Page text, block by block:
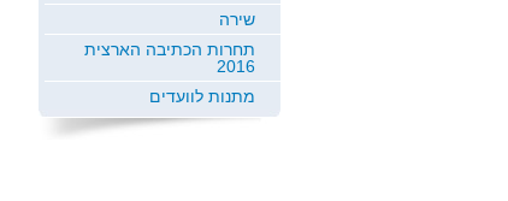
שירה
תחרות הכתיבה הארצית
2016
מתנות לוועדים